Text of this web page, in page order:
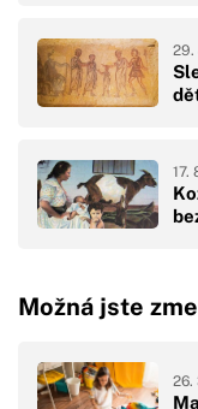
29.
17.
Možná jste
26.